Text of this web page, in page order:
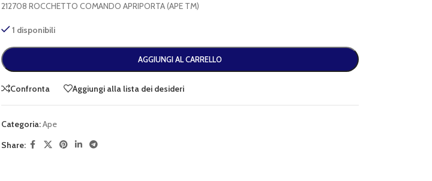
212708 ROCCHETTO COMANDO APRIPORTA (APE TM)
1 disponibili
AGGIUNGI AL CARRELLO
Confronta Aggiungi alla lista dei desideri
Categoria:Ape
Share: